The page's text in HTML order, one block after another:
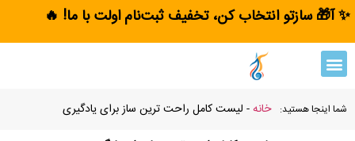
✨ آ🎁 سازتو انتخاب کن، تخفیف ثبت‌نام اولت با ما! 🔥
شما اینجا هستید: خانه- لیست کامل راحت ترین ساز برای یادگیری